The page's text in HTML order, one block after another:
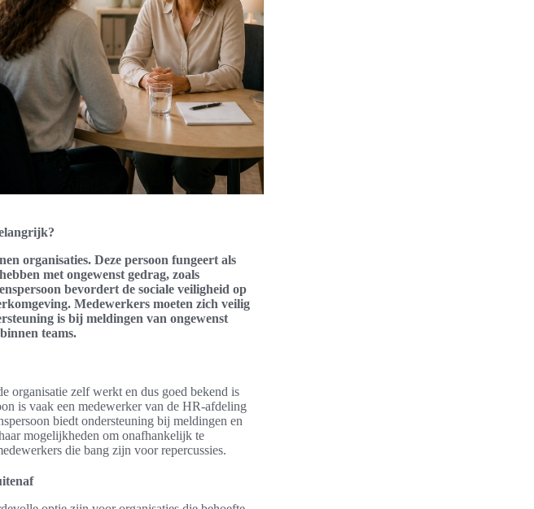
organisaties. Deze persoon fungeert als
met ongewenst gedrag, zoals
bevordert de sociale veiligheid op
Medewerkers moeten zich veilig
is bij meldingen van ongewenst
teams.
organisatie zelf werkt en dus goed bekend is
is vaak een medewerker van de HR-afdeling
biedt ondersteuning bij meldingen en
mogelijkheden om onafhankelijk te
die bang zijn voor repercussies.